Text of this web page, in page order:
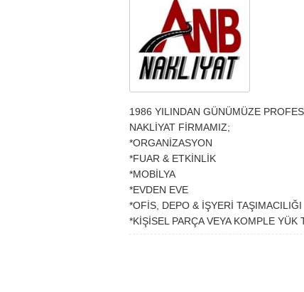
1986 YILINDAN GÜNÜMÜZE
NAKLİYAT FİRMAMIZ;
*ORGANİZASYON
*FUAR & ETKİNLİK
*MOBİLYA
*EVDEN EVE
*OFİS, DEPO & İŞYERİ TAŞIMACILIĞI
*KİŞİSEL PARÇA VEYA KOMPLE YÜK